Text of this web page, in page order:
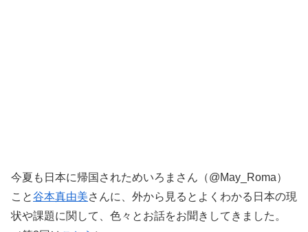
今夏も日本に帰国されためいろまさん（@May_Roma）
こと谷本真由美さんに、外から見るとよくわかる日本の現
状や課題に関して、色々とお話をお聞きしてきました。